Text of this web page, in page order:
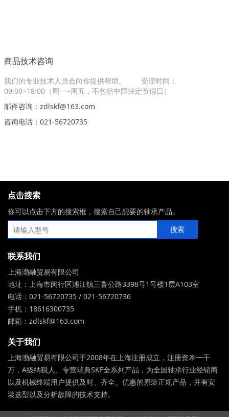
商品技术咨询
我们的专业技术人员会向你提供帮助。
受理时间：
09:00~18:00（周一~周五，不包括中国法定节假日）
邮件咨询：zdlskf@163.com
咨询电话：021-56720735
点击搜索
你可以点击下方的搜索框，搜索自己想要的轴承产品。
联系我们
上海渤融贸易有限公司
地址：上海市闵行区浦江镇三鲁公路3398号1号楼1层A103室
电话：021-56720735 / 021-56720736
手机：18616300735
邮箱：zdlskf@163.com
关于我们
上海渤融贸易有限公司于2008年在上海注册成立，注册资本一千
万，A级纳税人。专营瑞典SKF全系列产品，为全国轴承行业经销商
以及机械终端用户提供及时、齐全、优惠的原装正规产品，并有安
装选型以及分析故障的技术支持。